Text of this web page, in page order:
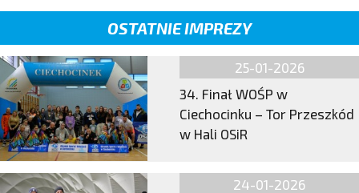
OSTATNIE IMPREZY
25-01-2026
34. Finał WOŚP w
Ciechocinku – Tor Przeszkód
w Hali OSiR
24-01-2026